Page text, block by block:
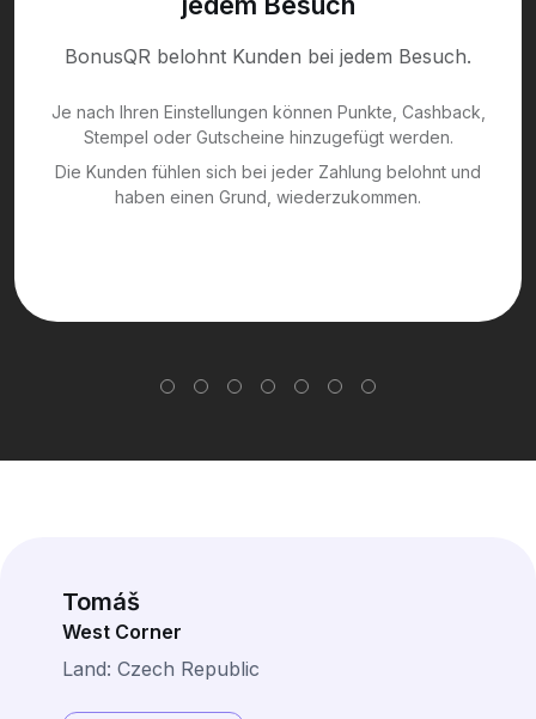
BonusQR belohnt Kunden bei jedem Besuch.
Je nach Ihren Einstellungen können Punkte, Cashback,
Stempel oder Gutscheine hinzugefügt werden.
Die Kunden fühlen sich bei jeder Zahlung belohnt und
haben einen Grund, wiederzukommen.
Tomáš
West Corner
Land: Czech Republic